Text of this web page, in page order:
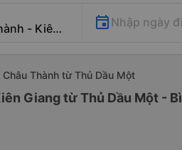
Nhập ngày đi
Châu Thành từ Thủ Dầu Một
Giang từ Thủ Dầu Một -